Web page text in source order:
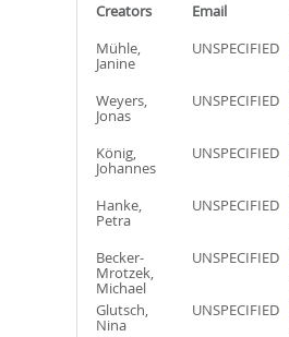
Creators Email
Mühle,
Janine
UNSPECIFIED
Weyers,
Jonas
UNSPECIFIED
König,
Johannes
UNSPECIFIED
Hanke,
Petra
UNSPECIFIED
Becker-
Mrotzek,
Michael
UNSPECIFIED
Glutsch,
Nina
UNSPECIFIED